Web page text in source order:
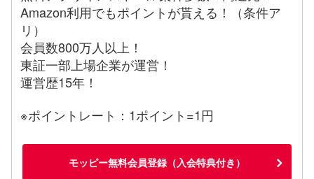
Amazon利用でもポイントが貰える！（条件ア
リ）
会員数800万人以上！
東証一部上場企業が運営！
運営歴15年！
※ポイントレート：1ポイント=1円
モッピー無料会員登録（入会特典付き）